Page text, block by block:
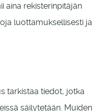
aina rekisterinpitäjän
luottamuksellisesti ja
tarkistaa tiedot, jotka
säilytetään. Muiden